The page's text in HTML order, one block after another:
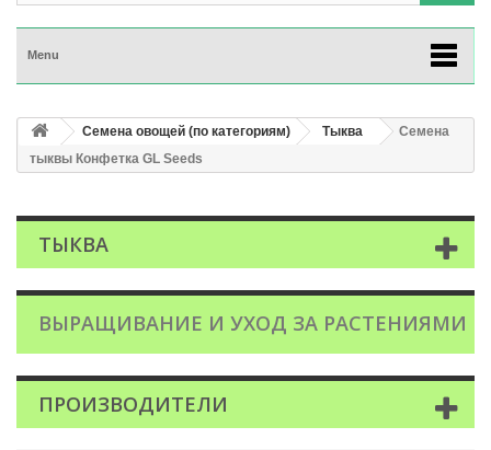
Menu
Семена овощей (по категориям) Тыква
Семена
тыквы Конфетка GL Seeds
ТЫКВА
ВЫРАЩИВАНИЕ И УХОД ЗА РАСТЕНИЯМИ
ПРОИЗВОДИТЕЛИ